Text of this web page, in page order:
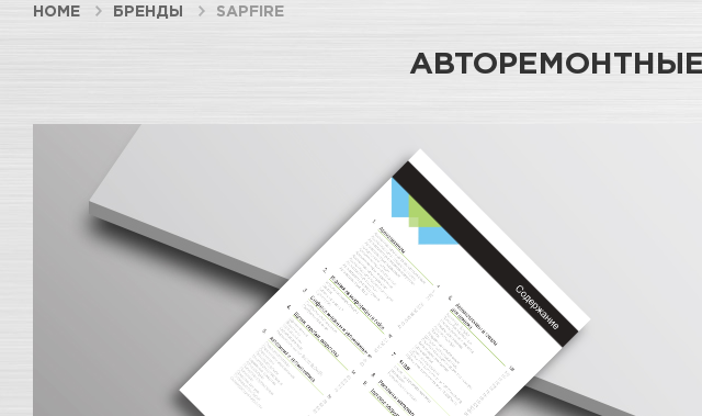
HOME БРЕНДЫ SAPFIRE
АВТОРЕМОНТНЫЕ